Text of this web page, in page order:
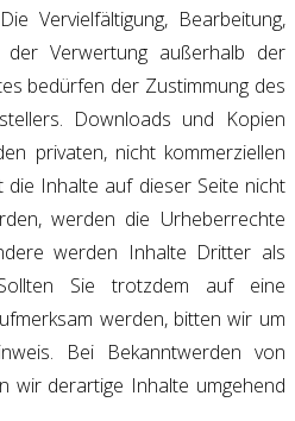
Vervielfältigung, Bearbeitung,
Verwertung außerhalb der
bedürfen der Zustimmung des
Downloads und Kopien
privaten, nicht kommerziellen
die Inhalte auf dieser Seite nicht
werden die Urheberrechte
werden Inhalte Dritter als
Sie trotzdem auf eine
werden, bitten wir um
Bei Bekanntwerden von
wir derartige Inhalte umgehend